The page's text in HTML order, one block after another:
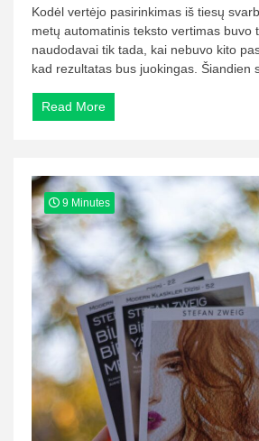
Kodėl vertėjo pasirinkimas iš tiesų
metų automatinis teksto vertimas buvo
naudodavai tik tada, kai nebuvo kito
kad rezultatas bus juokingas. Šiandien
Read More
9 Minutes